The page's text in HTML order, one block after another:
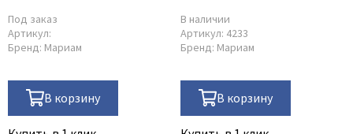
Под заказ
Артикул:
Бренд: Мариам
В корзину
Техно-700
В наличии
Артикул: 4233
Бренд: Мариам
В корзину